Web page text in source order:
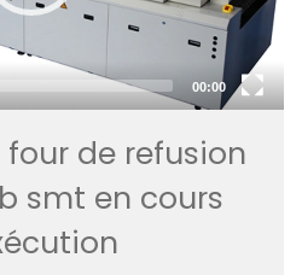
00:00
de refusion
smt en cours